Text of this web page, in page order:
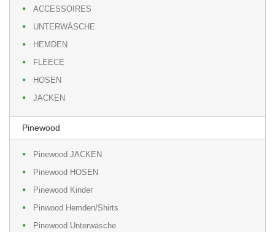
ACCESSOIRES
UNTERWÄSCHE
HEMDEN
FLEECE
HOSEN
JACKEN
Pinewood
Pinewood JACKEN
Pinewood HOSEN
Pinewood Kinder
Pinwood Hemden/Shirts
Pinewood Unterwäsche